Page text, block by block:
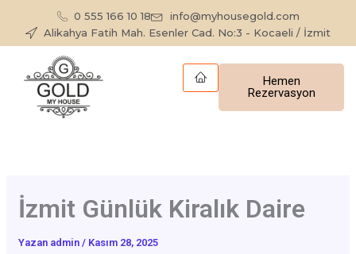
0 555 166 10 18
info@myhousegold.com
Alikahya Fatih Mah. Esenler Cad. No:3 - Kocaeli / İzmit
Hemen
Rezervasyon
İzmit Günlük Kiralık Daire
Yazan admin/ Kasım 28, 2025